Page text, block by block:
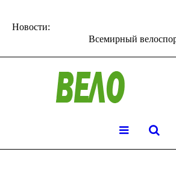
Новости:
Всемирный